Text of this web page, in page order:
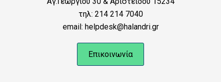
τηλ: 214 214 7040
email: helpdesk@halandri.gr
Επικοινωνία